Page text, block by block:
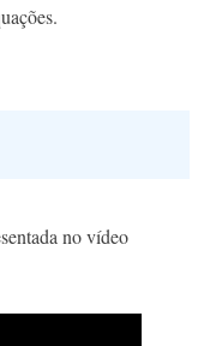
no vídeo